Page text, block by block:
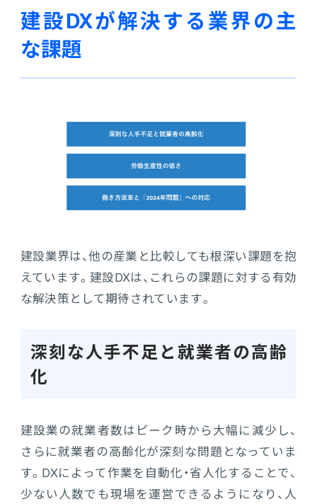
建設DXが解決する業界の主
な課題
建設業界は、他の産業と比較しても根深い課題を抱
えています。建設DXは、これらの課題に対する有効
な解決策として期待されています。
深刻な人手不足と就業者の高齢
化
建設業の就業者数はピーク時から大幅に減少し、
さらに就業者の高齢化が深刻な問題となっていま
す。DXによって作業を自動化・省人化することで、
少ない人数でも現場を運営できるようになり、人